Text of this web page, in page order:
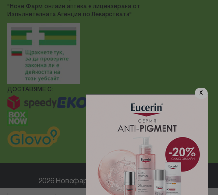
X
"Нове Фарм онлайн аптека е лицензирана от
Изпълнителната Агенция по Лекарствата"
ДОСТАВЯМЕ С:
2026 Новефарм ® Всички права запазени
Електронен магазин